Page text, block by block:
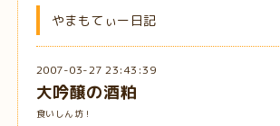
やまもてぃー日記
2007-03-27 23:43:39
大吟醸の酒粕
食いしん坊！